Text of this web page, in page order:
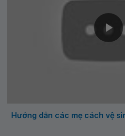
Hướng dẫn các mẹ cách vệ